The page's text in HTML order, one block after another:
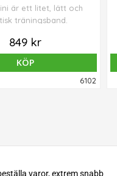
är ett litet, lätt och
träningsband.
849 kr
KÖP
6102